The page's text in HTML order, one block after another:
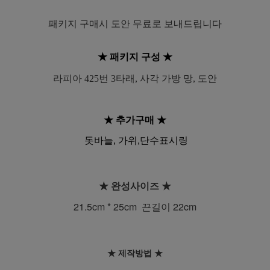
패키지 구매시 도안 무료로 보내드립니다
★ 패키지 구성 ★
라피아 425번 3타래, 사각 가방 망, 도안
★ 추가구매 ★
돗바늘, 가위,단수표시링
★ 완성사이즈 ★
21.5cm * 25cm 끈길이 22cm
★ 제작방법 ★